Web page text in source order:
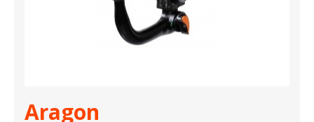
Aragon